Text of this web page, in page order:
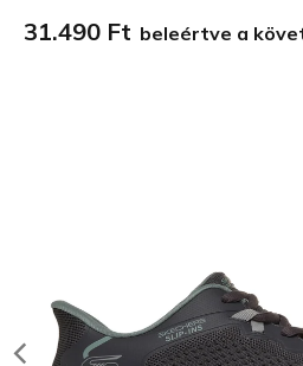
31.490 Ft beleértve a